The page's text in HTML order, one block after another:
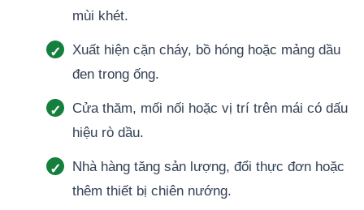
mùi khét.
Xuất hiện cặn cháy, bồ hóng hoặc mảng dầu
đen trong ống.
Cửa thăm, mối nối hoặc vị trí trên mái có dấu
hiệu rò dầu.
Nhà hàng tăng sản lượng, đổi thực đơn hoặc
thêm thiết bị chiên nướng.